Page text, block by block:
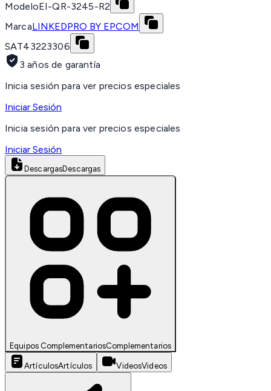
ModeloEI-QR-3245-R2
MarcaLINKEDPRO BY EPCOM
SAT43223306
3 años de garantía
Inicia sesión para ver precios especiales
Iniciar Sesión
Inicia sesión para ver precios especiales
Iniciar Sesión
DescargasDescargas
Equipos ComplementariosComplementarios
ArtículosArtículos VideosVideos